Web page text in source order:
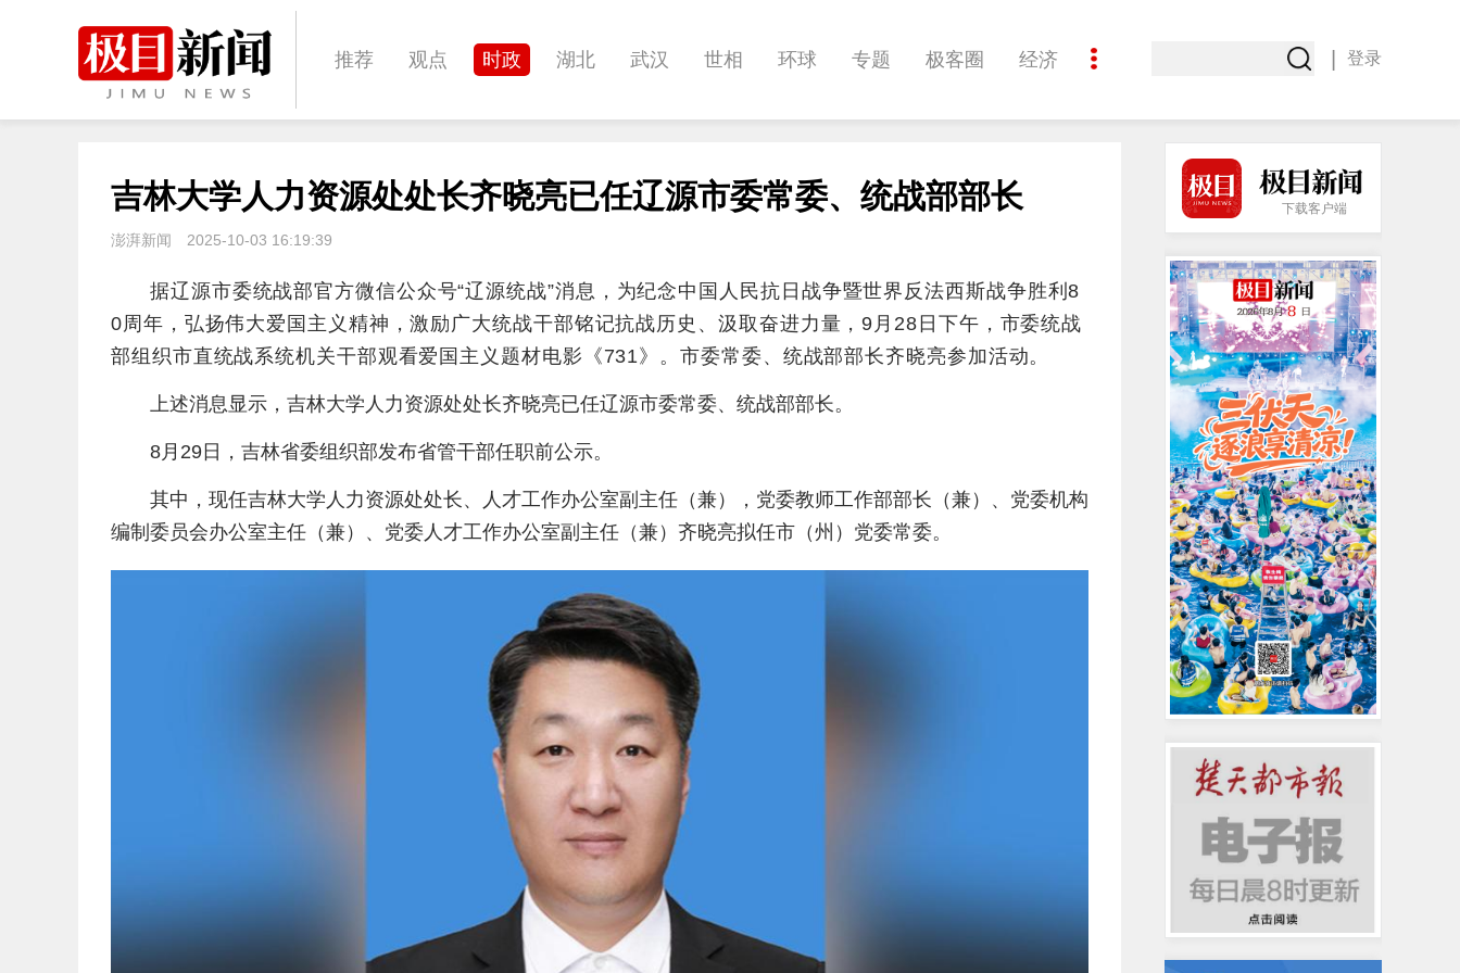
推荐 观点 时政 湖北 武汉 世相 环球 专题 极客圈 经济
体育 娱乐 影像 帅作文 International 职教院 酒道 极目热点
登录
吉林大学人力资源处处长齐晓亮已任辽源市委常委、统战部部长
澎湃新闻 2025-10-03 16:19:39
据辽源市委统战部官方微信公众号“辽源统战”消息，为纪念中国人民抗日战争暨世界反法西斯战争胜利8
0周年，弘扬伟大爱国主义精神，激励广大统战干部铭记抗战历史、汲取奋进力量，9月28日下午，市委统战
部组织市直统战系统机关干部观看爱国主义题材电影《731》。市委常委、统战部部长齐晓亮参加活动。
上述消息显示，吉林大学人力资源处处长齐晓亮已任辽源市委常委、统战部部长。
8月29日，吉林省委组织部发布省管干部任职前公示。
其中，现任吉林大学人力资源处处长、人才工作办公室副主任（兼），党委教师工作部部长（兼）、党委机构
编制委员会办公室主任（兼）、党委人才工作办公室副主任（兼）齐晓亮拟任市（州）党委常委。
下载客户端